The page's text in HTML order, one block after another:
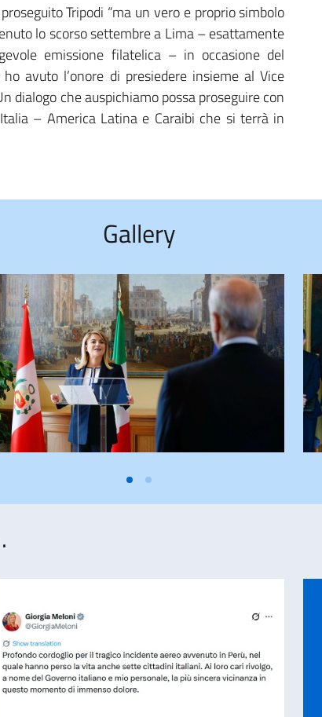
Tripodi “ma un vero e proprio simbolo
lo scorso settembre a Lima – esattamente
emissione filatelica – in occasione del
avuto l’onore di presiedere insieme al Vice
dialogo che auspichiamo possa proseguire con
– America Latina e Caraibi che si terrà in
Gallery